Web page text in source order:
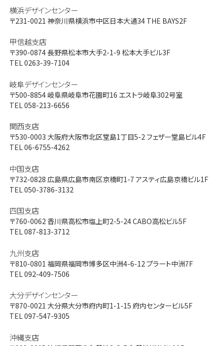
横浜デザインセンター
〒231-0021 神奈川県横浜市中区日本大通34 THE BAYS2F
甲信越支店
〒390-0874長野県松本市大手2-1-9 松本大手ビル3F
TEL 0263-39-7104
岐阜デザインセンター
〒500-8854岐阜県岐阜市花園町16 エストラ岐阜302号室
TEL 058-213-6656
関西支店
〒530-0003 大阪府大阪市北区堂島1丁目5-2 フェザー堂島ビル4F
TEL 06-6755-4262
中国支店
〒732-0828 広島県広島市南区京橋町1-7 アスティ広島京橋ビル1F
TEL 050-3786-3132
四国支店
〒760-0062香川県高松市塩上町2-5-24 CABO高松ビル5F
TEL 087-813-3712
九州支店
〒810-0801 福岡県福岡市博多区中洲4-6-12 プラート中洲7F
TEL 092-409-7506
大分デザインセンター
〒870-0021 大分県大分市府内町1-1-15 府内センタービル5F
TEL 097-547-9305
沖縄支店